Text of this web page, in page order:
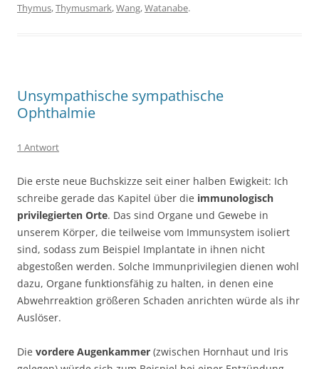
Thymus,Thymusmark,Wang,Watanabe.
Unsympathische sympathische
Ophthalmie
1 Antwort
Die erste neue Buchskizze seit einer halben Ewigkeit: Ich
schreibe gerade das Kapitel über die immunologisch
privilegierten Orte. Das sind Organe und Gewebe in
unserem Körper, die teilweise vom Immunsystem isoliert
sind, sodass zum Beispiel Implantate in ihnen nicht
abgestoßen werden. Solche Immunprivilegien dienen wohl
dazu, Organe funktionsfähig zu halten, in denen eine
Abwehrreaktion größeren Schaden anrichten würde als ihr
Auslöser.
Die vordere Augenkammer (zwischen Hornhaut und Iris